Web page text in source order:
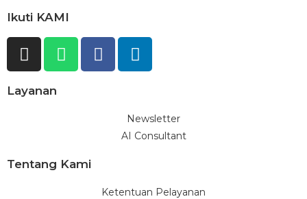
Ikuti KAMI
Layanan
Newsletter
AI Consultant
Tentang Kami
Ketentuan Pelayanan